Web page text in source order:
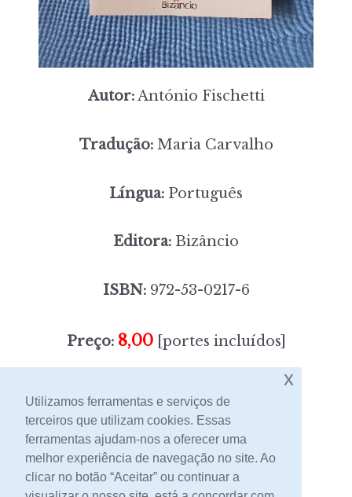
Autor:António Fischetti
Tradução:Maria Carvalho
Língua: Português
Editora: Bizâncio
ISBN:972-53-0217-6
Preço: 8,00[portes incluídos]
Sem stock
Contacto
Utilizamos ferramentas e serviços de
terceiros que utilizam cookies. Essas
ferramentas ajudam-nos a oferecer uma
melhor experiência de navegação no site. Ao
clicar no botão “Aceitar” ou continuar a
x